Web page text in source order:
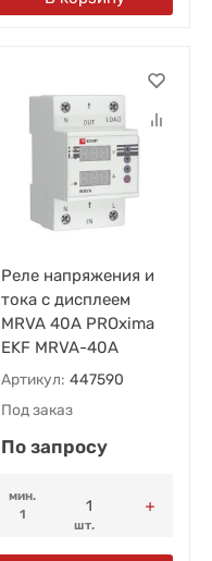
Реле напряжения и
тока с дисплеем
MRVA 40А PROxima
EKF MRVA-40A
Артикул: 447590
Под заказ
По запросу
мин.
1
шт.